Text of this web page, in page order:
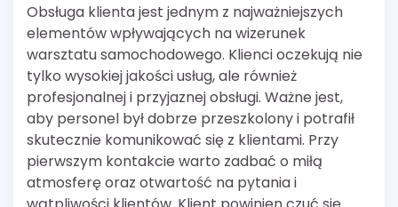
Obsługa klienta jest jednym z najważniejszych
elementów wpływających na wizerunek
warsztatu samochodowego. Klienci oczekują nie
tylko wysokiej jakości usług, ale również
profesjonalnej i przyjaznej obsługi. Ważne jest,
aby personel był dobrze przeszkolony i potrafił
skutecznie komunikować się z klientami. Przy
pierwszym kontakcie warto zadbać o miłą
atmosferę oraz otwartość na pytania i